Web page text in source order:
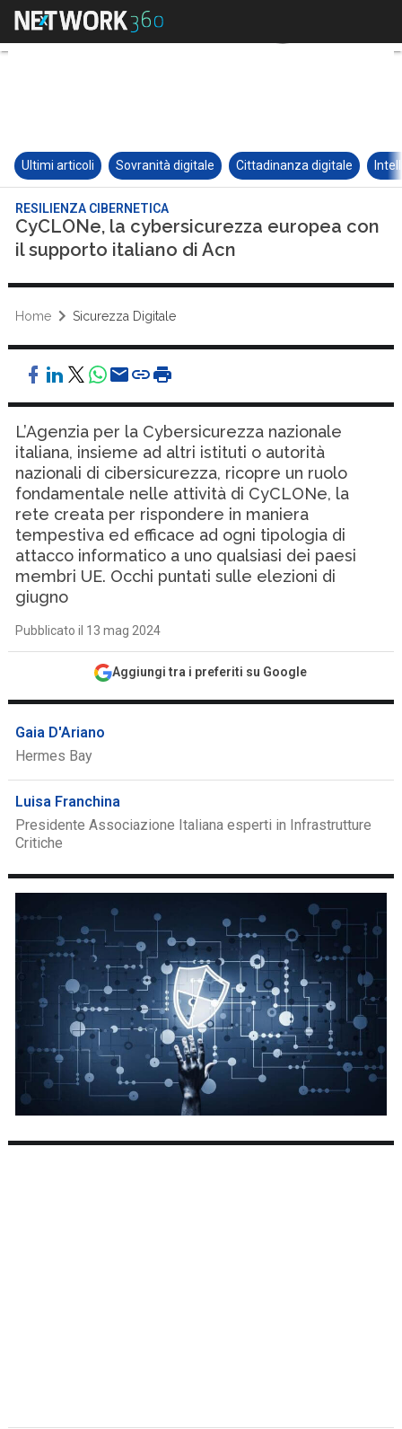
Ultimi articoli Sovranità digitale Cittadinanza digitale
RESILIENZA CIBERNETICA
CyCLONe, la cybersicurezza europea con
il supporto italiano di Acn
Home Sicurezza Digitale
L’Agenzia per la Cybersicurezza nazionale
italiana, insieme ad altri istituti o autorità
nazionali di cibersicurezza, ricopre un ruolo
fondamentale nelle attività di CyCLONe, la
rete creata per rispondere in maniera
tempestiva ed efficace ad ogni tipologia di
attacco informatico a uno qualsiasi dei paesi
membri UE. Occhi puntati sulle elezioni di
giugno
Pubblicato il 13 mag 2024
Aggiungi tra i preferiti su Google
Gaia D'Ariano
Hermes Bay
Luisa Franchina
Presidente Associazione Italiana esperti in Infrastrutture
Critiche